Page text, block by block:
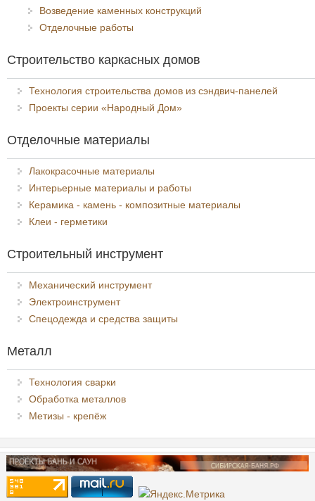
Возведение каменных конструкций
Отделочные работы
Строительство каркасных домов
Технология строительства домов из сэндвич-панелей
Проекты серии «Народный Дом»
Отделочные материалы
Лакокрасочные материалы
Интерьерные материалы и работы
Керамика - камень - композитные материалы
Клеи - герметики
Строительный инструмент
Механический инструмент
Электроинструмент
Спецодежда и средства защиты
Металл
Технология сварки
Обработка металлов
Метизы - крепёж